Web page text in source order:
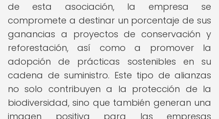
de esta asociación, la empresa se
compromete a destinar un porcentaje de sus
ganancias a proyectos de conservación y
reforestación, así como a promover la
adopción de prácticas sostenibles en su
cadena de suministro. Este tipo de alianzas
no solo contribuyen a la protección de la
biodiversidad, sino que también generan una
imagen positiva para las empresas